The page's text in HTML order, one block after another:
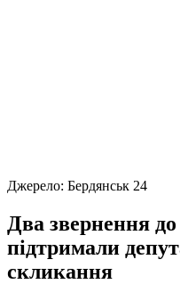
Джерело: Бердянськ 24
Два звернення
підтримали
скликання